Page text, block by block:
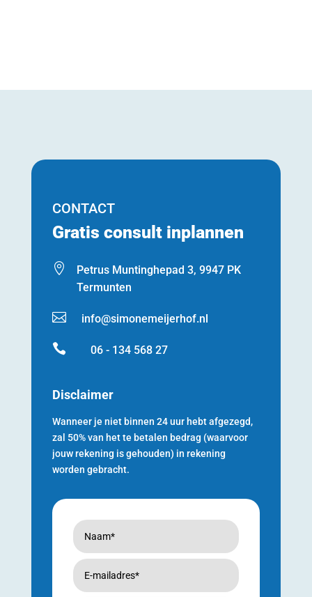
CONTACT
Gratis consult inplannen

Petrus Muntinghepad 3, 9947 PK
Termunten
 info@simonemeijerhof.nl
 06 - 134 568 27
Disclaimer
Wanneer je niet binnen 24 uur hebt afgezegd,
zal 50% van het te betalen bedrag (waarvoor
jouw rekening is gehouden) in rekening
worden gebracht.